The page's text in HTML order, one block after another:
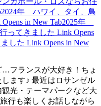
2024年 ハワイ、タイ、鳥
in New Tab2025年
ってきました Link Opens
した Link Opens in New
フランスが大好き！ちょ
ます♪ 最近はロサンゼル
光・テーマパークなど大
行も楽しくお話しながら